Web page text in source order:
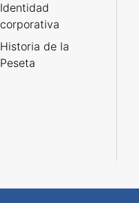
Identidad
corporativa
Historia de la
Peseta